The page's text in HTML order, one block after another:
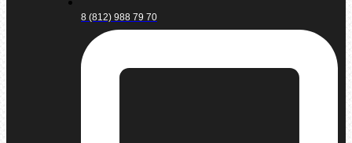
8 (812) 988 79 70